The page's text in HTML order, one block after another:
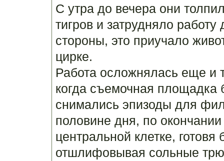
С утра до вечера они
тигров и затрудняло
стороны, это приучало
цирке.
Работа осложнялась еще и
когда съемочная площадка
снимались эпизоды для
половине дня, по
центральной клетке,
отшлифовывая сольные